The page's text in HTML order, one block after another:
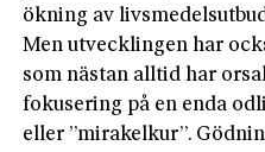
ökning av
Men utvecklingen har
som nästan alltid har
fokusering på en enda
eller ”mirakelkur”.